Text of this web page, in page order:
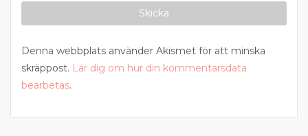
Denna webbplats använder Akismet för att minska
skräppost. Lär dig om hur din kommentarsdata
bearbetas.